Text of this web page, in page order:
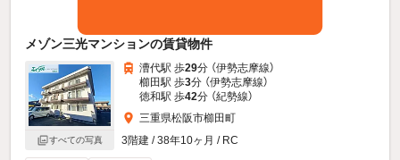
メゾン三光マンションの賃貸物件
すべての写真
漕代駅 歩29分 （伊勢志摩線）
櫛田駅 歩3分 （伊勢志摩線）
徳和駅 歩42分 （紀勢線）
三重県松阪市櫛田町
3階建 / 38年10ヶ月 / RC